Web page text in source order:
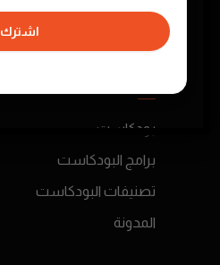
بودكاست
برامج البودكاست
تصنيفات البودكاست
المدونة
اشترك